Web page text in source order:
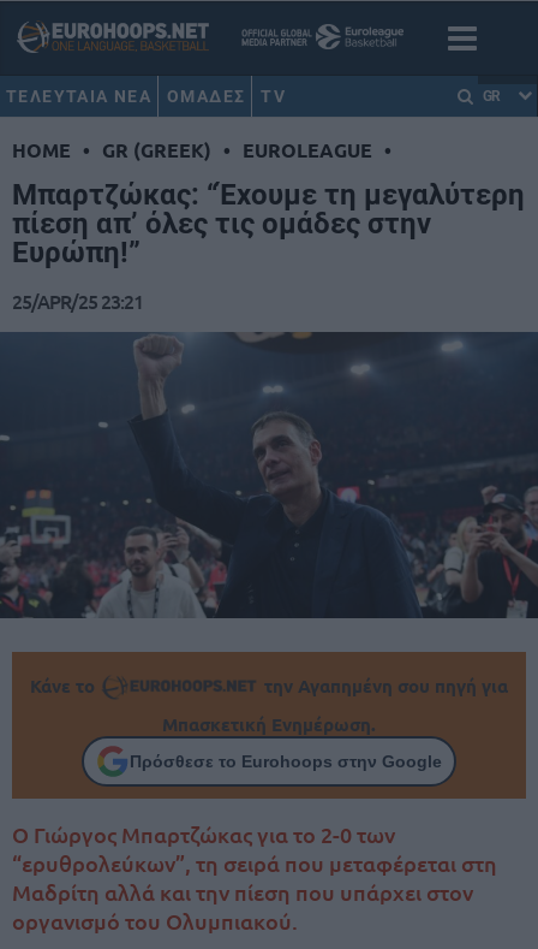
ΤΕΛΕΥΤΑΙΑ ΝΕΑ ΟΜΑΔΕΣ TV GR
HOME • GR (GREEK) • EUROLEAGUE •
Μπαρτζώκας: “Έχουμε τη μεγαλύτερη
πίεση απ’ όλες τις ομάδες στην
Ευρώπη!”
25/APR/25 23:21
Κάνε το
την Αγαπημένη σου πηγή για
Μπασκετική Ενημέρωση.
Πρόσθεσε το Eurohoops στην Google
Ο Γιώργος Μπαρτζώκας για το 2-0 των
“ερυθρολεύκων”, τη σειρά που μεταφέρεται στη
Μαδρίτη αλλά και την πίεση που υπάρχει στον
οργανισμό του Ολυμπιακού.